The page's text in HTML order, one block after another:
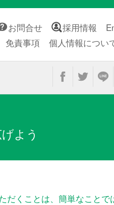
お問合せ 採用情報
免責事項 個人情報につい
よう
だくことは、簡単なことで